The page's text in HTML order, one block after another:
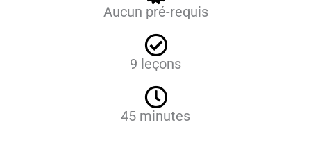
s
5
Aucun pré-requis
9 leçons
45 minutes